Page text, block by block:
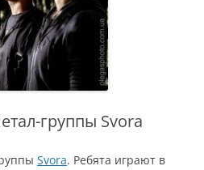
группы Svora
Svora. Ребята играют в